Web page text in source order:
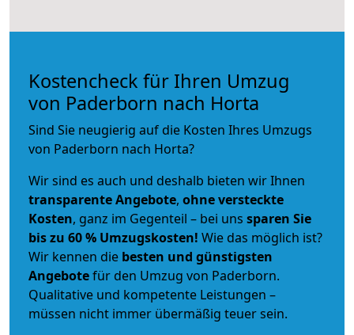
Kostencheck für Ihren Umzug
von Paderborn nach Horta
Sind Sie neugierig auf die Kosten Ihres Umzugs
von Paderborn nach Horta?
Wir sind es auch und deshalb bieten wir Ihnen
transparente Angebote, ohne versteckte
Kosten, ganz im Gegenteil – bei uns sparen Sie
bis zu 60 % Umzugskosten! Wie das möglich ist?
Wir kennen die besten und günstigsten
Angebotefür den Umzug von Paderborn.
Qualitative und kompetente Leistungen –
müssen nicht immer übermäßig teuer sein.